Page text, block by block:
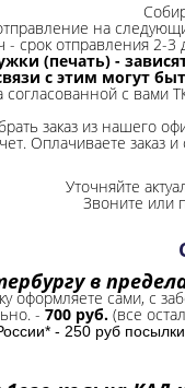
на
срок отправления 2-3
(печать) -
с этим могут
согласованной с вами
заказ из нашего
Оплачиваете заказ
Уточняйте
Звоните или
в
оформляете сами, с
- 700 руб. (все
- 250 руб посылки